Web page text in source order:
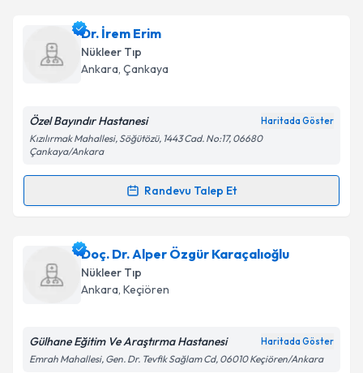
kapsamda işlenmesini kabul ediyorum.
Takvim Talebini Gönder
Prof. Dr. Ömer Uğur
oluşturun. Size bu uzmandan randevu almanız için bir
takvim hazırlandığında e-posta ile bilgilendireceğiz.
Kişisel verilerimin işlenmesine ilişkinAydınlatma
'ni okudum ve kişisel verilerimin belirtilen
kapsamda işlenmesini kabul ediyorum.
Takvim Talebini Gönder
Dr. İrem Erim
Nükleer Tıp
Ankara, Çankaya
Özel Bayındır Hastanesi Haritada Göster
Kızılırmak Mahallesi, Söğütözü, 1443 Cad. No:17, 06680
Çankaya/Ankara
Randevu Talep Et
Randevu Takvimi Talebi
Dr. İrem Erim için randevu takvimi talebi oluşturun.
Size bu uzmandan randevu almanız için bir takvim
hazırlandığında e-posta ile bilgilendireceğiz.
Doç. Dr. Alper Özgür Karaçalıoğlu
Nükleer Tıp
Ankara, Keçiören
Gülhane Eğitim Ve Araştırma Hastanesi Haritada Göster
Emrah Mahallesi, Gen. Dr. Tevfik Sağlam Cd, 06010 Keçiören/Ankara